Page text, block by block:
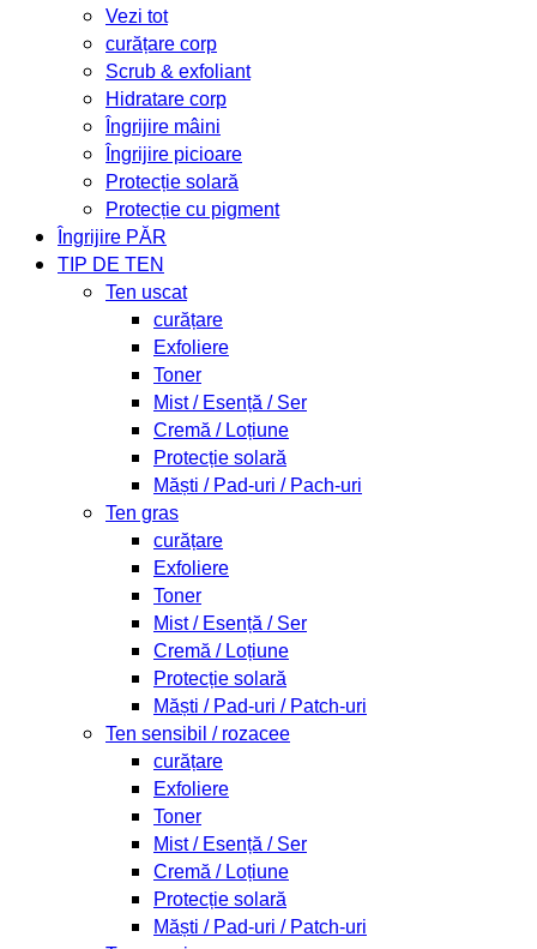
Vezi tot
curățare corp
Scrub & exfoliant
Hidratare corp
Îngrijire mâini
Îngrijire picioare
Protecție solară
Protecție cu pigment
Îngrijire PĂR
TIP DE TEN
Ten uscat
curățare
Exfoliere
Toner
Mist / Esență / Ser
Cremă / Loțiune
Protecție solară
Măști / Pad-uri / Pach-uri
Ten gras
curățare
Exfoliere
Toner
Mist / Esență / Ser
Cremă / Loțiune
Protecție solară
Măști / Pad-uri / Patch-uri
Ten sensibil / rozacee
curățare
Exfoliere
Toner
Mist / Esență / Ser
Cremă / Loțiune
Protecție solară
Măști / Pad-uri / Patch-uri